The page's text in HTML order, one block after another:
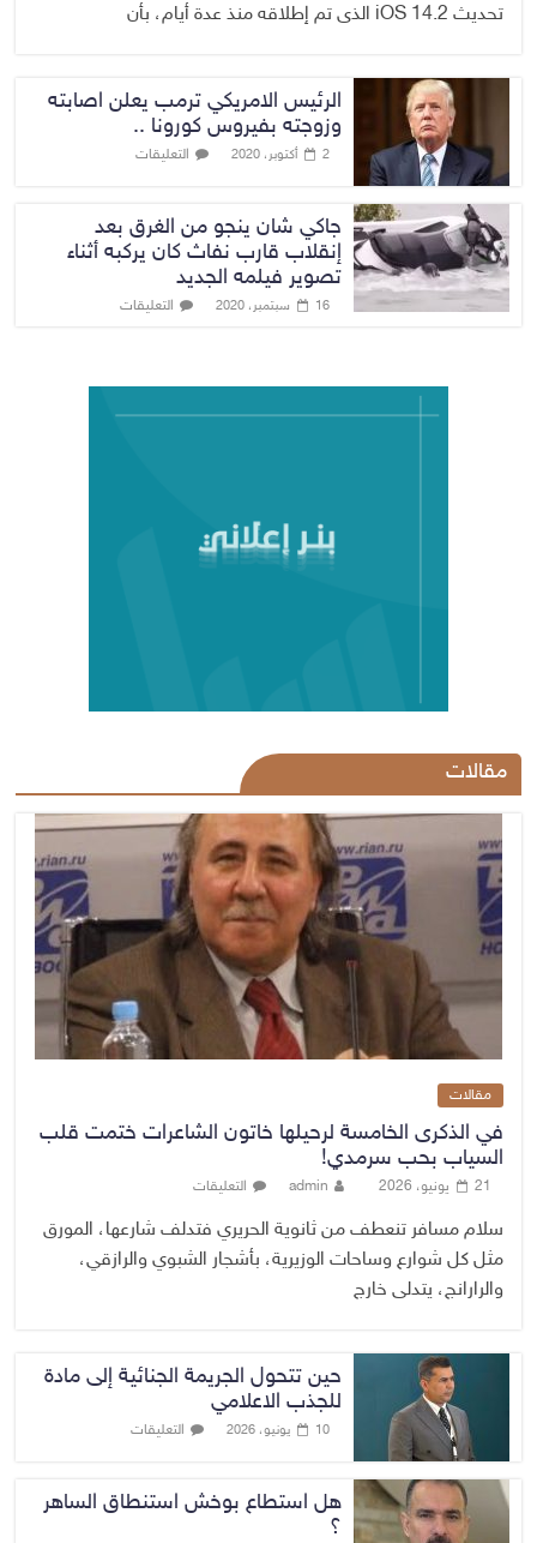
تحديث iOS 14.2 الذى تم إطلاقه منذ عدة أيام، بأن
الرئيس الامريكي ترمب يعلن اصابته
وزوجته بفيروس كورونا ..
2 أكتوبر، 2020 التعليقات
جاكي شان ينجو من الغرق بعد
إنقلاب قارب نفاث كان يركبه أثناء
تصوير فيلمه الجديد
16 سبتمبر، 2020 التعليقات
مقالات
مقالات
في الذكرى الخامسة لرحيلها خاتون الشاعرات ختمت قلب
السياب بحب سرمدي!
21 يونيو، 2026 admin التعليقات
سلام مسافر تنعطف من ثانوية الحريري فتدلف شارعها، المورق
مثل كل شوارع وساحات الوزيرية، بأشجار الشبوي والرازقي،
والرارانج، يتدلى خارج
حين تتحول الجريمة الجنائية إلى مادة
للجذب الاعلامي
10 يونيو، 2026 التعليقات
هل استطاع بوخش استنطاق الساهر
؟